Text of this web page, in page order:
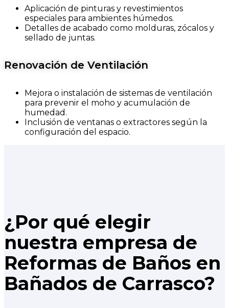
Aplicación de pinturas y revestimientos
especiales para ambientes húmedos.
Detalles de acabado como molduras, zócalos y
sellado de juntas.
Renovación de Ventilación
Mejora o instalación de sistemas de ventilación
para prevenir el moho y acumulación de
humedad.
Inclusión de ventanas o extractores según la
configuración del espacio.
¿Por qué elegir
nuestra empresa de
Reformas de Baños en
Bañados de Carrasco?